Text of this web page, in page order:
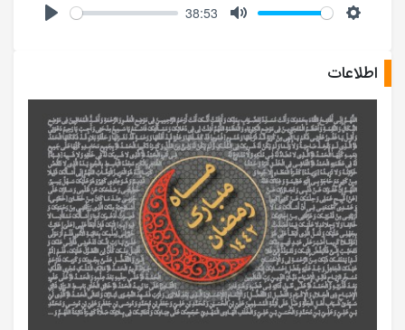
38:53
اطلاعات